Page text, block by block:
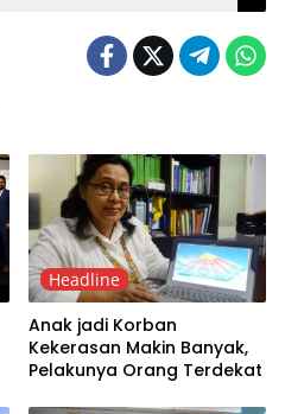
Headline
Anak jadi Korban
Kekerasan Makin Banyak,
Pelakunya Orang Terdekat